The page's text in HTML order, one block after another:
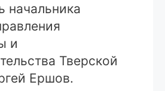
начальника
и
Тверской
Ершов.